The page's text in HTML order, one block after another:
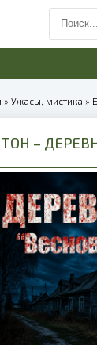
» Ужасы, мистика »
–